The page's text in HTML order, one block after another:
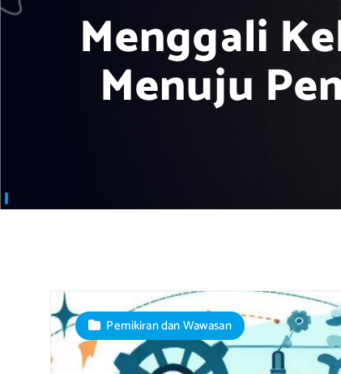
Menggali
Menuju
Pemikiran dan Wawasan